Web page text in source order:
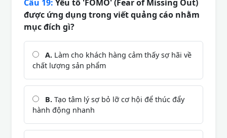
Câu 19: Yếu tố 'FOMO' (Fear of Missing Out)
được ứng dụng trong viết quảng cáo nhằm
mục đích gì?
A. Làm cho khách hàng cảm thấy sợ hãi về
chất lượng sản phẩm
B. Tạo tâm lý sợ bỏ lỡ cơ hội để thúc đẩy
hành động nhanh